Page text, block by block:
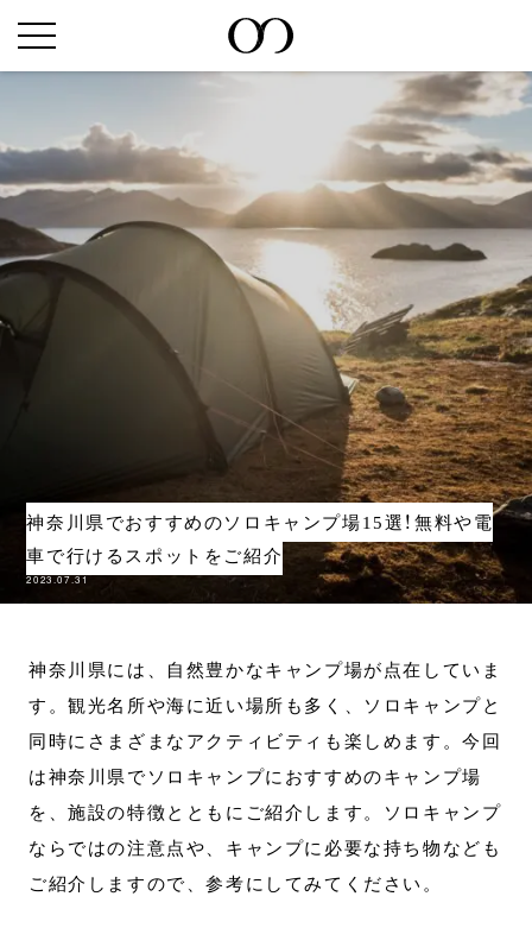
神奈川県でおすすめのソロキャンプ場15選！無料や電
車で行けるスポットをご紹介
2023.07.31
神奈川県には、自然豊かなキャンプ場が点在していま
す。観光名所や海に近い場所も多く、ソロキャンプと
同時にさまざまなアクティビティも楽しめます。今回
は神奈川県でソロキャンプにおすすめのキャンプ場
を、施設の特徴とともにご紹介します。ソロキャンプ
ならではの注意点や、キャンプに必要な持ち物なども
ご紹介しますので、参考にしてみてください。